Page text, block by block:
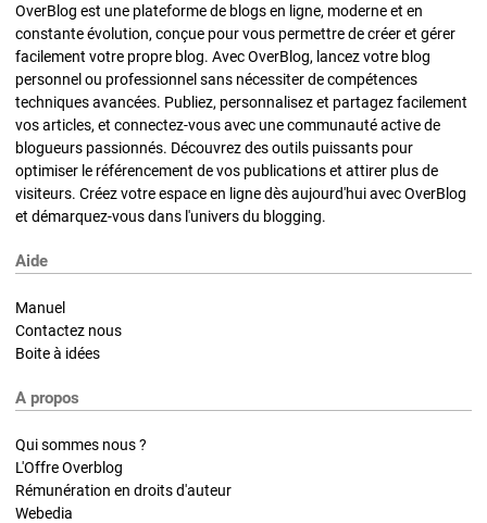
OverBlog est une plateforme de blogs en ligne, moderne et en
constante évolution, conçue pour vous permettre de créer et gérer
facilement votre propre blog. Avec OverBlog, lancez votre blog
personnel ou professionnel sans nécessiter de compétences
techniques avancées. Publiez, personnalisez et partagez facilement
vos articles, et connectez-vous avec une communauté active de
blogueurs passionnés. Découvrez des outils puissants pour
optimiser le référencement de vos publications et attirer plus de
visiteurs. Créez votre espace en ligne dès aujourd'hui avec OverBlog
et démarquez-vous dans l'univers du blogging.
Aide
Manuel
Contactez nous
Boite à idées
A propos
Qui sommes nous ?
L'Offre Overblog
Rémunération en droits d'auteur
Webedia